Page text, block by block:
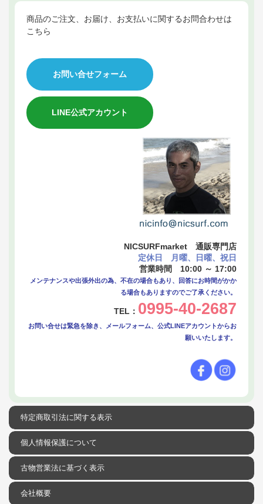
商品のご注文、お届け、お支払いに関するお問合わせは
こちら
お問い合せフォーム
LINE公式アカウント
NICSURFmarket 通販専門店
定休日 月曜、日曜、祝日
営業時間 10:00 ～ 17:00
メンテナンスや出張外出の為、不在の場合もあり、回答にお時間がかか
る場合もありますのでご了承ください。
TEL： 0995-40-2687
お問い合せは緊急を除き、メールフォーム、公式LINEアカウントからお
願いいたします。
特定商取引法に関する表示
個人情報保護について
古物営業法に基づく表示
会社概要